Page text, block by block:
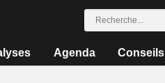
Agenda Conseils